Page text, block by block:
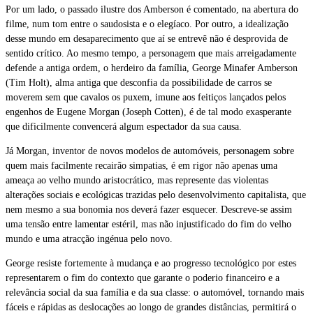
Por um lado, o passado ilustre dos Amberson é comentado, na abertura do
filme, num tom entre o saudosista e o elegíaco. Por outro, a idealização
desse mundo em desaparecimento que aí se entrevê não é desprovida de
sentido crítico. Ao mesmo tempo, a personagem que mais arreigadamente
defende a antiga ordem, o herdeiro da família, George Minafer Amberson
(Tim Holt), alma antiga que desconfia da possibilidade de carros se
moverem sem que cavalos os puxem, imune aos feitiços lançados pelos
engenhos de Eugene Morgan (Joseph Cotten), é de tal modo exasperante
que dificilmente convencerá algum espectador da sua causa.
Já Morgan, inventor de novos modelos de automóveis, personagem sobre
quem mais facilmente recairão simpatias, é em rigor não apenas uma
ameaça ao velho mundo aristocrático, mas represente das violentas
alterações sociais e ecológicas trazidas pelo desenvolvimento capitalista, que
nem mesmo a sua bonomia nos deverá fazer esquecer. Descreve-se assim
uma tensão entre lamentar estéril, mas não injustificado do fim do velho
mundo e uma atracção ingénua pelo novo.
George resiste fortemente à mudança e ao progresso tecnológico por estes
representarem o fim do contexto que garante o poderio financeiro e a
relevância social da sua família e da sua classe: o automóvel, tornando mais
fáceis e rápidas as deslocações ao longo de grandes distâncias, permitirá o